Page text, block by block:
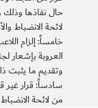
لائحة الانضباط
خامساً: إلزام
العروبة بإشعار
وتقديم ما يثبت
من لائحة